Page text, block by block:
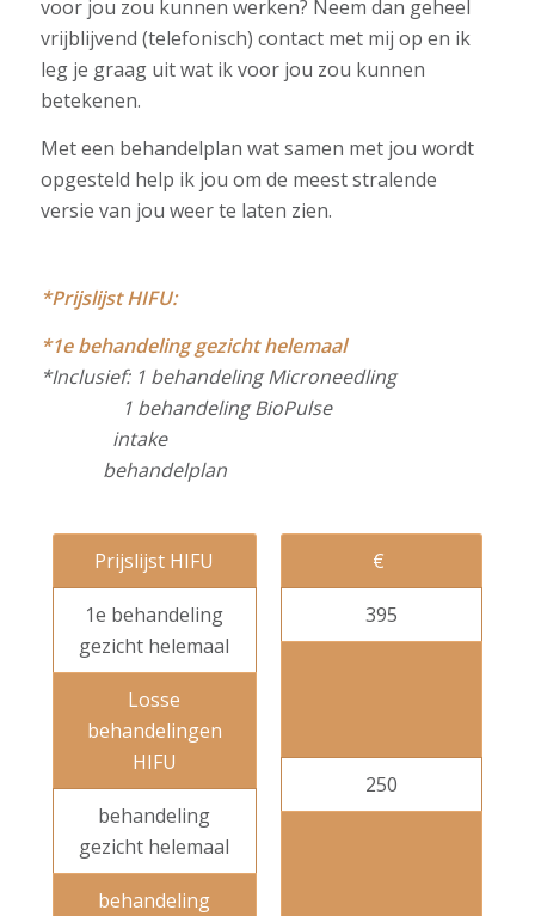
voor jou zou kunnen werken? Neem dan geheel
vrijblijvend (telefonisch) contact met mij op en ik
leg je graag uit wat ik voor jou zou kunnen
betekenen.
Met een behandelplan wat samen met jou wordt
opgesteld help ik jou om de meest stralende
versie van jou weer te laten zien.
*Prijslijst HIFU:
*1e behandeling gezicht helemaal
*Inclusief: 1 behandeling Microneedling
1 behandeling BioPulse
intake
behandelplan
Prijslijst HIFU
1e behandeling
gezicht helemaal
Losse
behandelingen
HIFU
behandeling
gezicht helemaal
behandeling
€
395
250